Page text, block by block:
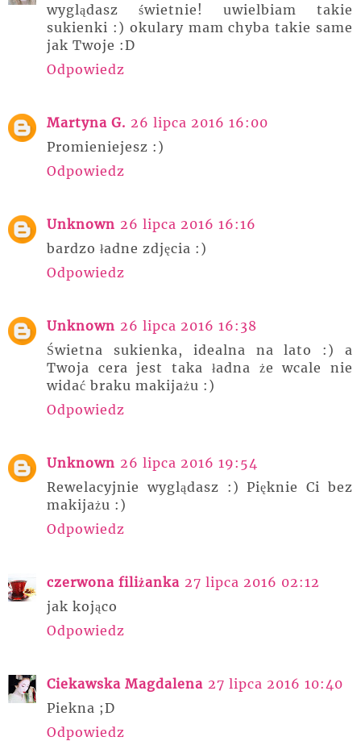
wyglądasz świetnie! uwielbiam takie
sukienki :) okulary mam chyba takie same
jak Twoje :D
Odpowiedz
Martyna G. 26 lipca 2016 16:00
Promieniejesz :)
Odpowiedz
Unknown 26 lipca 2016 16:16
bardzo ładne zdjęcia :)
Odpowiedz
Unknown 26 lipca 2016 16:38
Świetna sukienka, idealna na lato :) a
Twoja cera jest taka ładna że wcale nie
widać braku makijażu :)
Odpowiedz
Unknown 26 lipca 2016 19:54
Rewelacyjnie wyglądasz :) Pięknie Ci bez
makijażu :)
Odpowiedz
czerwona filiżanka 27 lipca 2016 02:12
jak kojąco
Odpowiedz
Ciekawska Magdalena 27 lipca 2016 10:40
Piekna ;D
Odpowiedz